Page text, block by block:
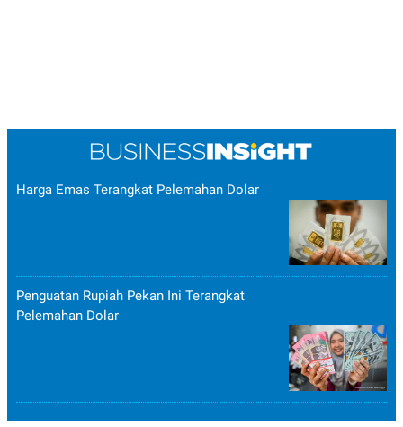
Harga Emas Terangkat Pelemahan Dolar
Penguatan Rupiah Pekan Ini Terangkat
Pelemahan Dolar